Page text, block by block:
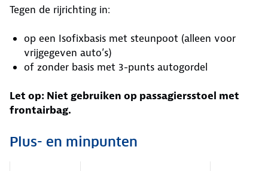
Tegen de rijrichting in:
op een Isofixbasis met steunpoot (alleen voor
vrijgegeven auto’s)
of zonder basis met 3-punts autogordel
Let op: Niet gebruiken op passagiersstoel met
frontairbag.
Plus- en minpunten